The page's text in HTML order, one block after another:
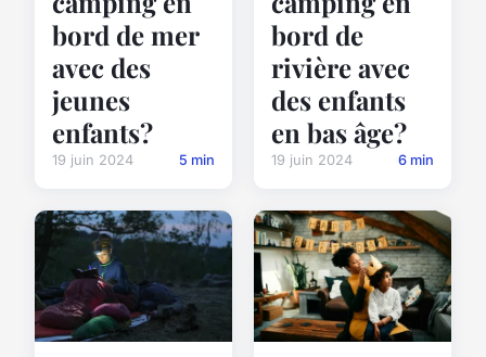
bord de mer
avec des
jeunes
enfants?
19 juin 2024 5 min
bord de
rivière avec
des enfants
en bas âge?
19 juin 2024 6 min